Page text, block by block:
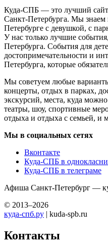
Куда-СПБ — это лучший
Санкт-Петербурга. Мы знаем
Петербурге с девушкой, с
У нас только лучшие
Петербурга. События для
достопримечательности и
Петербурга, которые
Мы советуем любые
концерты, отдых в парках,
экскурсий, места, куда
театры, шоу, спортивные
отдыха и отдыха с семьей, и
Мы в социальных сетях
Вконтакте
Куда-СПБ в
Куда-СПБ в телеграме
Афиша Санкт-Петербург —
© 2013–2026
куда-спб.ру | kuda-spb.ru
Контакты